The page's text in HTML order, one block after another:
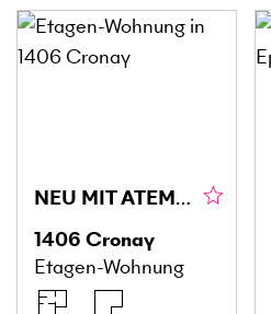
NEU MIT ATEMBERAUBENDER AUSSICHT
1406 Cronay
Etagen-Wohnung